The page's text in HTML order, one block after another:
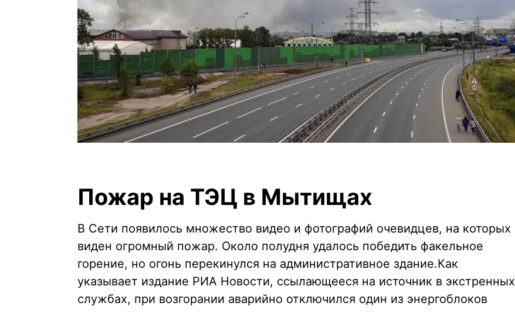
Пожар на ТЭЦ в Мытищах
В Сети появилось множество видео и фотографий очевидцев, на которых
виден огромный пожар. Около полудня удалось победить факельное
горение, но огонь перекинулся на административное здание.Как
указывает издание РИА Новости, ссылающееся на источник в экстренных
службах, при возгорании аварийно отключился один из энергоблоков